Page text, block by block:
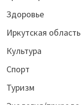
Здоровье
Иркутская область
Культура
Спорт
Туризм